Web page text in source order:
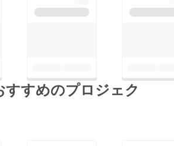
すすめのプロジェク